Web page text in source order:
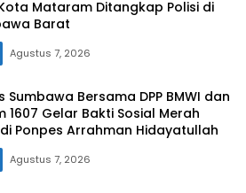
Mataram Ditangkap Polisi di
Barat
Agustus 7, 2026
Sumbawa Bersama DPP BMWI dan
1607 Gelar Bakti Sosial Merah
Ponpes Arrahman Hidayatullah
Agustus 7, 2026